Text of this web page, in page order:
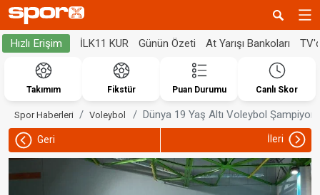
Hızlı Erişim İLK11 KUR Günün Özeti At Yarışı Bankoları
Takımım Fikstür Puan Durumu Canlı Skor
Spor Haberleri Voleybol Dünya 19 Yaş Altı Voleybol
Geri İleri